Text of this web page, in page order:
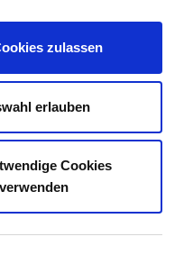
zulassen
erlauben
Cookies
verwenden
MEINUNG